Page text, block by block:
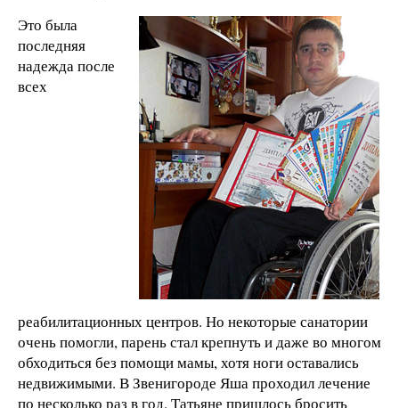
Это была
последняя
надежда после
всех
реабилитационных центров. Но некоторые санатории
очень помогли, парень стал крепнуть и даже во многом
обходиться без помощи мамы, хотя ноги оставались
недвижимыми. В Звенигороде Яша проходил лечение
по несколько раз в год. Татьяне пришлось бросить